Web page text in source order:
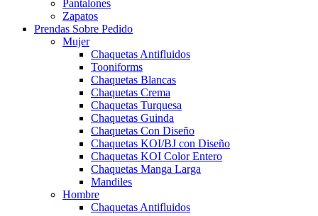
Pantalones
Zapatos
Prendas Sobre Pedido
Mujer
Chaquetas Antifluidos
Tooniforms
Chaquetas Blancas
Chaquetas Crema
Chaquetas Turquesa
Chaquetas Guinda
Chaquetas Con Diseño
Chaquetas KOI/BJ con Diseño
Chaquetas KOI Color Entero
Chaquetas Manga Larga
Mandiles
Hombre
Chaquetas Antifluidos